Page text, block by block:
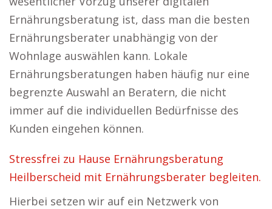
Ernährungsberatung ist, dass man die besten
Ernährungsberater unabhängig von der
Wohnlage auswählen kann. Lokale
Ernährungsberatungen haben häufig nur eine
begrenzte Auswahl an Beratern, die nicht
immer auf die individuellen Bedürfnisse des
Kunden eingehen können.
Stressfrei zu Hause Ernährungsberatung
Heilberscheid mit Ernährungsberater begleiten.
Hierbei setzen wir auf ein Netzwerk von